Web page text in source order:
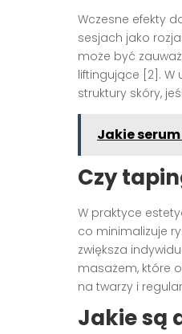
Wczesne efekty
sesjach jako
może być
liftingujące [2]. W
struktury skóry,
Jakie
Czy
W praktyce
co minimalizuje
zwiększa
masażem, które
na twarzy i
Jakie są